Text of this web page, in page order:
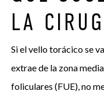
LA
Si el vello torácico se
extrae de la zona
foliculares (FUE), no